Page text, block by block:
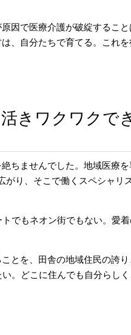
因で医療介護が破綻するこ
、自分たちで育てる。これを
きワクワクで
ちませんでした。地域医療
り、そこで働くスペシャリ
でもネオン街でもない。愛
とを、田舎の地域住民の誇
。どこに住んでも自分らし